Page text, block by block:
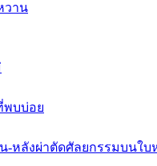
วาน
พบบ่อย
-หลังผ่าตัดศัลยกรรมบนใบ